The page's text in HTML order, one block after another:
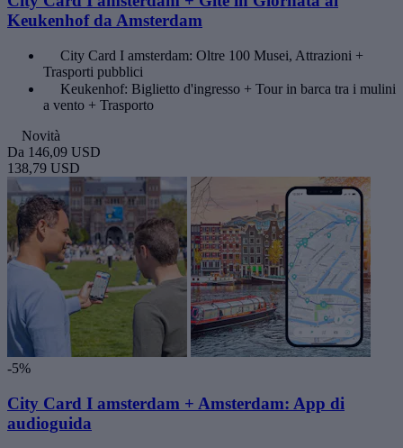
Keukenhof da Amsterdam
City Card I amsterdam: Oltre 100 Musei, Attrazioni +
Trasporti pubblici
Keukenhof: Biglietto d'ingresso + Tour in barca tra i mulini
a vento + Trasporto
Novità
Da 146,09 USD
138,79 USD
-5%
City Card I amsterdam + Amsterdam: App di
audioguida